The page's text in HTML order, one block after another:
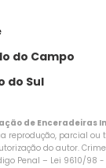
do Campo
do Sul
de Enceradeiras
reprodução, parcial
do autor.
Penal – Lei 9610/98